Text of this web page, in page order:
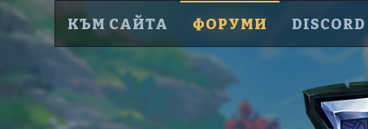
КЪМ САЙТА ФОРУМИ DISCORD